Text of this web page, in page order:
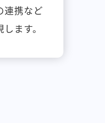
連携など
ます。